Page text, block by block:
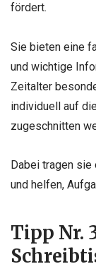
fördert.
Sie bieten eine
und wichtige
Zeitalter
individuell auf
zugeschnitten
Dabei tragen
und helfen,
Tipp Nr.